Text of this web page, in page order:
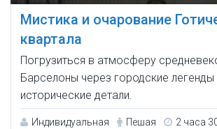
Мистика и очарование
квартала
Погрузиться в атмосферу
Барселоны через городские легенды
исторические детали.
Индивидуальная Пешая 2 часа